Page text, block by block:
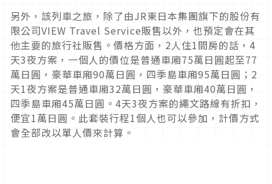
另外，該列車之旅，除了由JR東日本集團旗下的股份有
限公司VIEW Travel Service販售以外，也預定會在其
他主要的旅行社販售。價格方面，2人住1間房的話，4
天3夜方案，一個人的價位是普通車廂75萬日圓起至77
萬日圓，豪華車廂90萬日圓，四季島車廂95萬日圓；2
天1夜方案是普通車廂32萬日圓，豪華車廂40萬日圓，
四季島車廂45萬日圓。4天3夜方案的繩文路線有折扣，
便宜1萬日圓。此套裝行程1個人也可以參加，計價方式
會全部改以單人價來計算。